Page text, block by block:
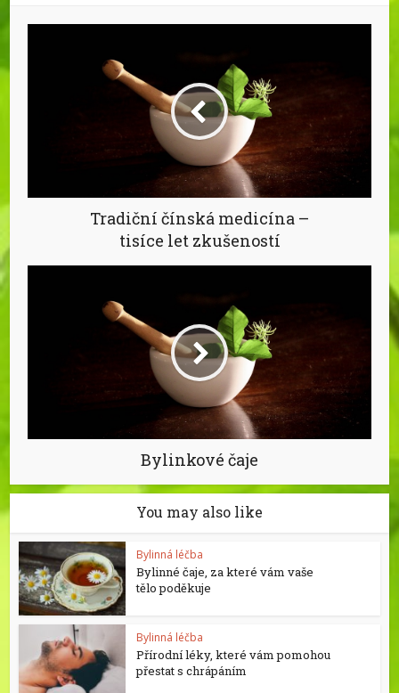
Tradiční čínská medicína –
tisíce let zkušeností
Bylinkové čaje
You may also like
Bylinná léčba
Bylinné čaje, za které vám vaše
tělo poděkuje
Bylinná léčba
Přírodní léky, které vám pomohou
přestat s chrápáním